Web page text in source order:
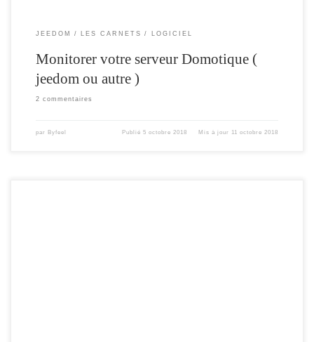
JEEDOM LES CARNETS LOGICIEL
Monitorer votre serveur Domotique (
jeedom ou autre )
2 commentaires
par Byfeel Publié5 octobre 2018 Mis à jour 11 octobre 2018